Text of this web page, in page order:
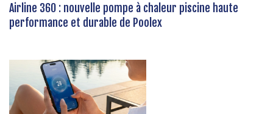
Airline 360 : nouvelle pompe à chaleur piscine haute
performance et durable de Poolex